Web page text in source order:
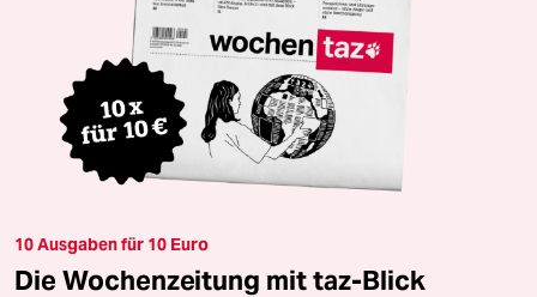
10 Ausgaben für 10 Euro
Die Wochenzeitung mit taz-Blick